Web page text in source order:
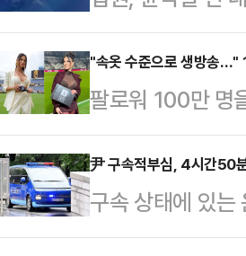
대로"라고 지적
견을 열어 "여당
인 압수수색을 시
원의 국회 사무실
"공정성과 객관
"속옷 수준으로 생방송…"
팔로워 100만 명
나의 과한 노출
에 따르면 엘레오
스타디움에서 열
착용했다.공개된
尹 구속적부심, 4시간50
구속 상태에 있
후 종료됐다.서